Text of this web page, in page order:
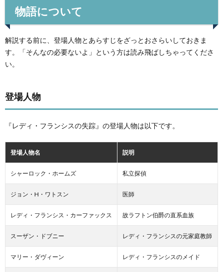
物語について
解説する前に、登場人物とあらすじをざっとおさらいしておきま
す。「そんなの必要ないよ」という方は読み飛ばしちゃってくださ
い。
登場人物
『レディ・フランシスの失踪』の登場人物は以下です。
登場人物名 説明
シャーロック・ホームズ 私立探偵
ジョン・H・ワトスン 医師
レディ・フランシス・カーファックス 故ラフトン伯爵の直系血族
スーザン・ドブニー レディ・フランシスの元家庭教師
マリー・ダヴィーン レディ・フランシスのメイド